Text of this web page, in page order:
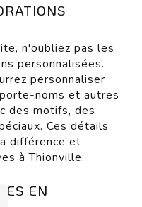
n'oubliez pas les
personnalisées.
personnaliser
noms et autres
des motifs, des
Ces détails
différence et
à Thionville.
EN